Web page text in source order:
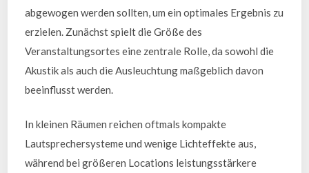
abgewogen werden sollten, um ein optimales Ergebnis zu
erzielen. Zunächst spielt die Größe des
Veranstaltungsortes eine zentrale Rolle, da sowohl die
Akustik als auch die Ausleuchtung maßgeblich davon
beeinflusst werden.
In kleinen Räumen reichen oftmals kompakte
Lautsprechersysteme und wenige Lichteffekte aus,
während bei größeren Locations leistungsstärkere